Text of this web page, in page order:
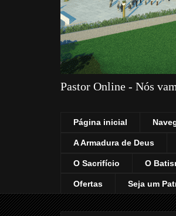
Pastor Online - Nós
Página inicial
A Armadura de Deus
O Sacrifício O
Ofertas Seja um